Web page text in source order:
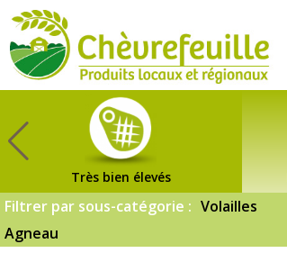
Très bien élevés
Filtrer par sous-catégorie : Volailles
Agneau